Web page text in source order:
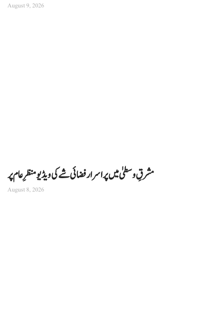
August 9, 2026
مشرقِ وسطیٰ میں پراسرار فضائی شے کی ویڈیو منظرِ عام پر
August 8, 2026